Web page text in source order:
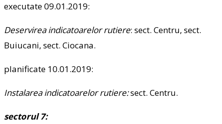
executate 09.01.2019:
Deservirea indicatoarelor rutiere: sect. Centru, sect.
Buiucani, sect. Ciocana.
planificate 10.01.2019:
Instalarea indicatoarelor rutiere:sect. Centru.
sectorul 7: